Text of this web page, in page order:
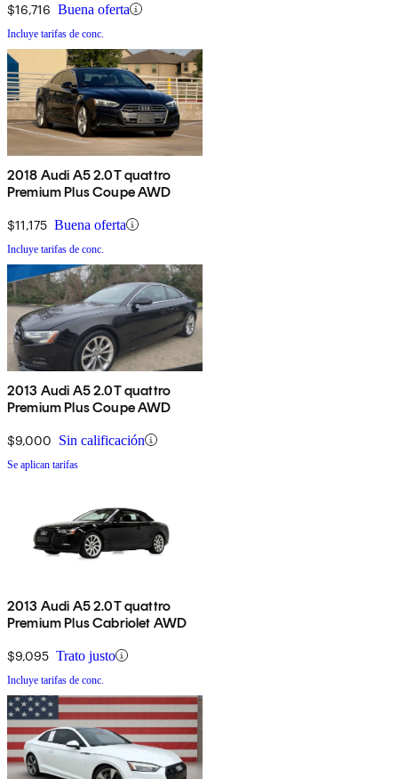
$16,716 Buena oferta
Incluye tarifas de conc.
2018 Audi A5 2.0T quattro
Premium Plus Coupe AWD
$11,175 Buena oferta
Incluye tarifas de conc.
2013 Audi A5 2.0T quattro
Premium Plus Coupe AWD
$9,000 Sin calificación
Se aplican tarifas
2013 Audi A5 2.0T quattro
Premium Plus Cabriolet AWD
$9,095 Trato justo
Incluye tarifas de conc.